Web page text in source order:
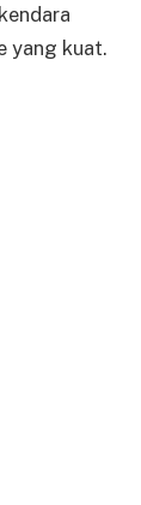
yang kuat.